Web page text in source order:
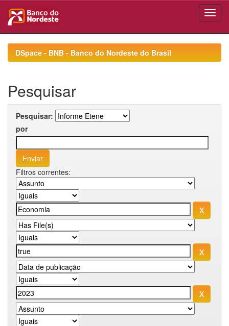
navigationDSpace - BNB - Banco do Nordeste do Brasil
Pesquisar
Pesquisar:
por
Filtros correntes: